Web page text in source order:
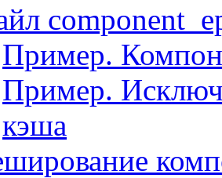
Пример.
Пример.
кэша